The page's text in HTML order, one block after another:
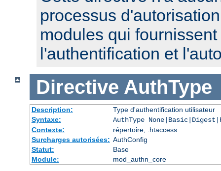
processus
modules qui
l'authentification et
Directive AuthType
Description:
Type d'authentification utilisateur
Syntaxe:
AuthType
Contexte:
répertoire, .htaccess
Surcharges autorisées: AuthConfig
Statut:
Base
Module:
mod_authn_core